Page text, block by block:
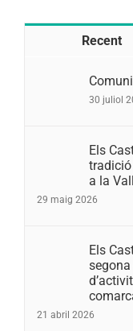
Recent
30 juliol
Els
a la
29 maig 2026
Els
21 abril 2026